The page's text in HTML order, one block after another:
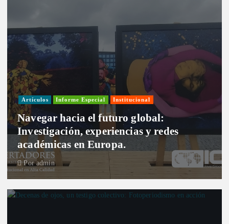
Artículos Informe Especial Institucional
Navegar hacia el futuro global:
Investigación, experiencias y redes
académicas en Europa.
Poradmin